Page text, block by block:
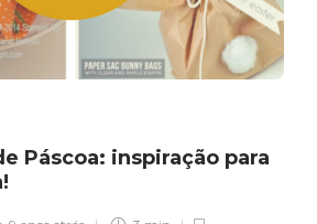
Páscoa: inspiração para